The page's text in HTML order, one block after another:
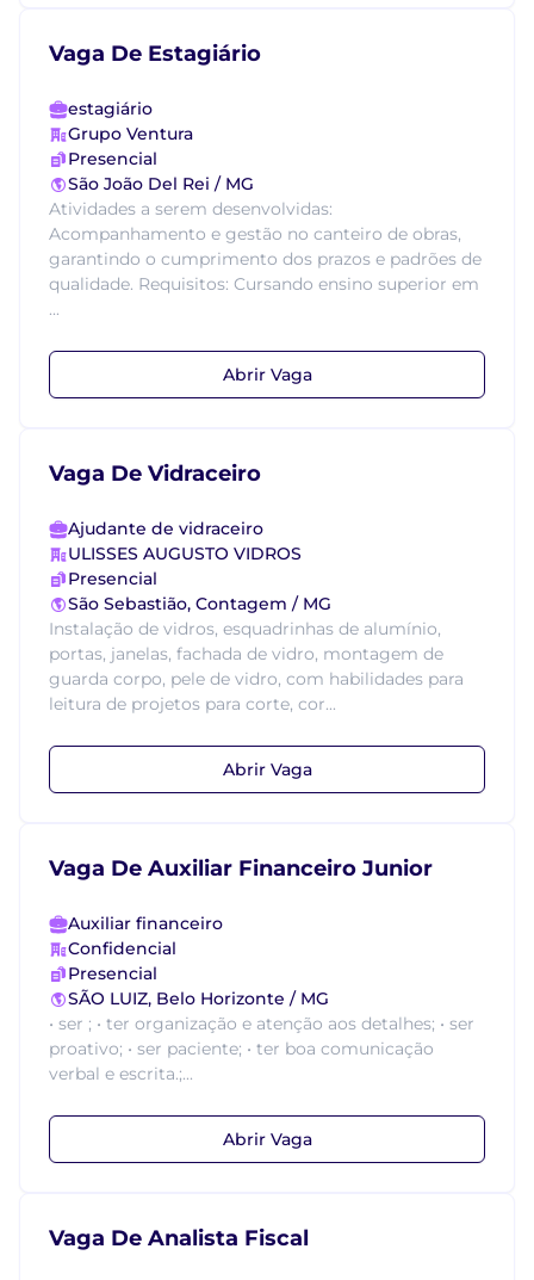
Vaga De Estagiário
estagiário
Grupo Ventura
Presencial
São João Del Rei / MG
Atividades a serem desenvolvidas:
Acompanhamento e gestão no canteiro de obras,
garantindo o cumprimento dos prazos e padrões de
qualidade. Requisitos: Cursando ensino superior em
...
Abrir Vaga
Vaga De Vidraceiro
Ajudante de vidraceiro
ULISSES AUGUSTO VIDROS
Presencial
São Sebastião, Contagem / MG
Instalação de vidros, esquadrinhas de alumínio,
portas, janelas, fachada de vidro, montagem de
guarda corpo, pele de vidro, com habilidades para
leitura de projetos para corte, cor...
Abrir Vaga
Vaga De Auxiliar Financeiro Junior
Auxiliar financeiro
Confidencial
Presencial
SÃO LUIZ, Belo Horizonte / MG
• ser ; • ter organização e atenção aos detalhes; • ser
proativo; • ser paciente; • ter boa comunicação
verbal e escrita.;...
Abrir Vaga
Vaga De Analista Fiscal